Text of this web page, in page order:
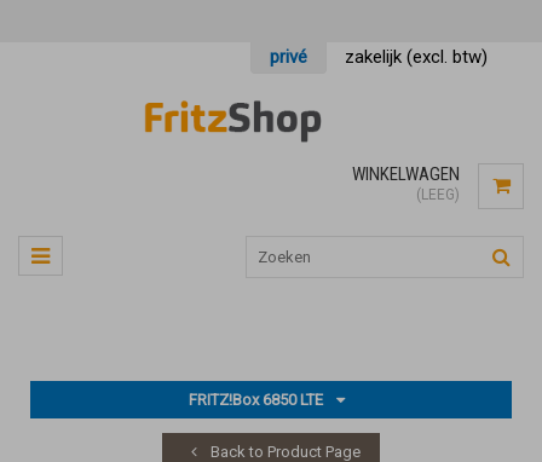
privé zakelijk (excl. btw)
WINKELWAGEN
(LEEG)
FRITZ!Box 6850 LTE
Back to Product Page